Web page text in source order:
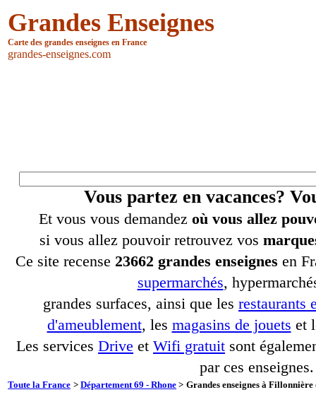
Grandes Enseignes
Carte des grandes enseignes en France
grandes-enseignes.com
Vous partez en vacances?
Et vous vous demandez où vous allez
si vous allez pouvoir retrouvez vos
Ce site recense 23662 grandes enseignes en
supermarchés,
grandes surfaces, ainsi que les restaurants
d'ameublement, les magasins de jouets et
Les services Drive et Wifi gratuit sont
par ces enseignes.
Toute la France > Département 69 - Rhone > Grandes enseignes à